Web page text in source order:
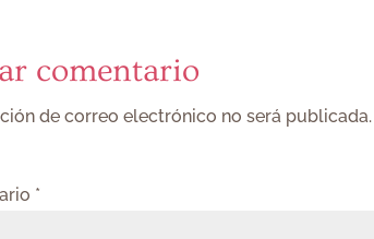
comentario
de correo electrónico no será publicada.
*